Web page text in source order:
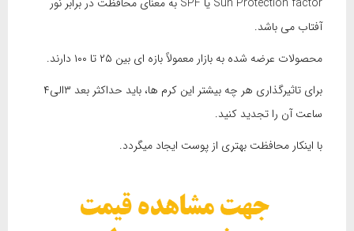
آفتاب می باشد.
محصولات عرضه شده به بازار معمولاً بازه ای بین ۲۵ تا ۱۰۰ دارند.
برای تاثیرگذاری هر چه بیشتر این کرم ها، باید حداکثر بعد ۳الی۴
ساعت آن را تجدید کنید.
با اینکار محافظت بهتری از پوست ایجاد میگردد.